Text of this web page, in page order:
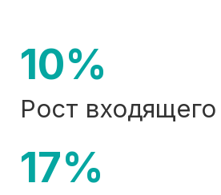
10%
Рост
17%